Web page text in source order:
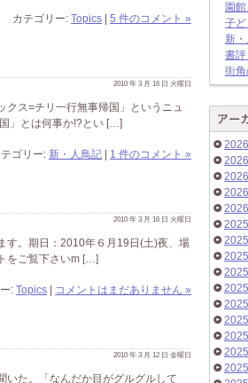
カテゴリー: Topics 5 件のコメント »
2010 年 3 月 16 日 火曜日
クス=チリ一行無事帰国」というニュ
」とは何事か!?とい […]
ゴリー: 新・人鳥記 1 件のコメント »
2010 年 3 月 16 日 火曜日
す。期日：2010年６月19日(土)夜、場
をご覧下さいm […]
: Topics コメントはまだありません »
2010 年 3 月 12 日 金曜日
いた。「なんだか目がグルグルして
園
子
新
書評
街